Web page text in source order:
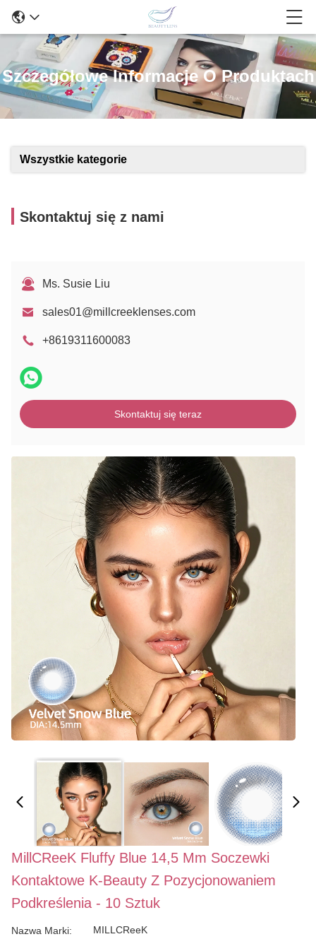
Szczegółowe Informacje O Produktach
Wszystkie kategorie
Skontaktuj się z nami
Ms. Susie Liu
sales01@millcreeklenses.com
+8619311600083
Skontaktuj się teraz
MillCReeK Fluffy Blue 14,5 Mm Soczewki
Kontaktowe K-Beauty Z Pozycjonowaniem
Podkreślenia - 10 Sztuk
Nazwa Marki: MILLCReeK